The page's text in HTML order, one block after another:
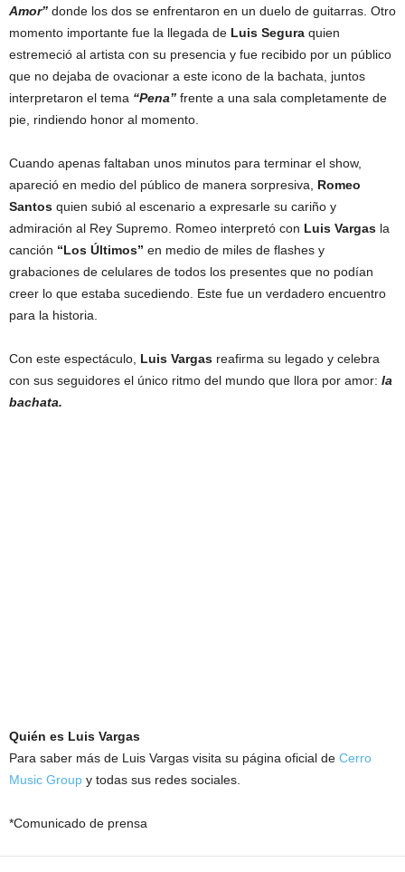
Amor” donde los dos se enfrentaron en un duelo de guitarras. Otro
momento importante fue la llegada de Luis Segura quien
estremeció al artista con su presencia y fue recibido por un público
que no dejaba de ovacionar a este icono de la bachata, juntos
interpretaron el tema “Pena” frente a una sala completamente de
pie, rindiendo honor al momento.
Cuando apenas faltaban unos minutos para terminar el show,
apareció en medio del público de manera sorpresiva, Romeo
Santos quien subió al escenario a expresarle su cariño y
admiración al Rey Supremo. Romeo interpretó con Luis Vargas la
canción “Los Últimos” en medio de miles de flashes y
grabaciones de celulares de todos los presentes que no podían
creer lo que estaba sucediendo. Este fue un verdadero encuentro
para la historia.
Con este espectáculo, Luis Vargas reafirma su legado y celebra
con sus seguidores el único ritmo del mundo que llora por amor: la
bachata.
Quién es Luis Vargas
Para saber más de Luis Vargas visita su página oficial de Cerro
Music Group y todas sus redes sociales.
*Comunicado de prensa